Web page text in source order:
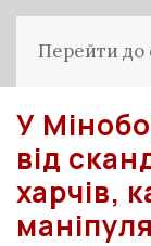
Перейти до
У
від
харчів,